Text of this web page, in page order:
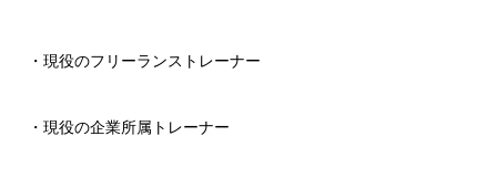
・現役のフリーランストレーナー
・現役の企業所属トレーナー